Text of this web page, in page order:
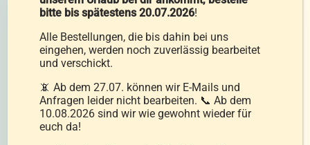
Direktvertrieb:
Montag bis Donnerstag
08:00 bis 12:00 Uhr und 12:30 bis 15:30
Uhr
bitte bis spätestens 20.07.2026!
Alle Bestellungen, die bis dahin bei uns
eingehen, werden noch zuverlässig bearbeitet
und verschickt.
📵 Ab dem 27.07. können wir E-Mails und
Anfragen leider nicht bearbeiten. 📞 Ab dem
10.08.2026 sind wir wie gewohnt wieder für
euch da!